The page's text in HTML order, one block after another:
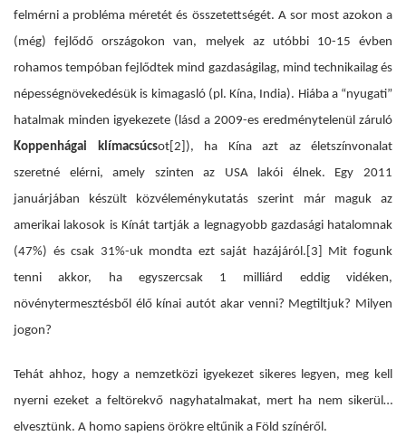
felmérni a probléma méretét és összetettségét. A sor most azokon a
(még) fejlődő országokon van, melyek az utóbbi 10-15 évben
rohamos tempóban fejlődtek mind gazdaságilag, mind technikailag és
népességnövekedésük is kimagasló (pl. Kína, India). Hiába a “nyugati”
hatalmak minden igyekezete (lásd a 2009-es eredménytelenül záruló
Koppenhágai klímacsúcsot[2] ), ha Kína azt az életszínvonalat
szeretné elérni, amely szinten az USA lakói élnek. Egy 2011
januárjában készült közvéleménykutatás szerint már maguk az
amerikai lakosok is Kínát tartják a legnagyobb gazdasági hatalomnak
(47%) és csak 31%-uk mondta ezt saját hazájáról. [3]
Mit fogunk
tenni akkor, ha egyszercsak 1 milliárd eddig vidéken,
növénytermesztésből élő kínai autót akar venni? Megtiltjuk? Milyen
jogon?
Tehát ahhoz, hogy a nemzetközi igyekezet sikeres legyen, meg kell
nyerni ezeket a feltörekvő nagyhatalmakat, mert ha nem sikerül…
elvesztünk. A homo sapiens örökre eltűnik a Föld színéről.